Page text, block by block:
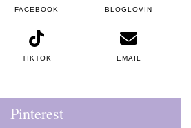
FACEBOOK BLOGLOVIN
TIKTOK EMAIL
Pinterest